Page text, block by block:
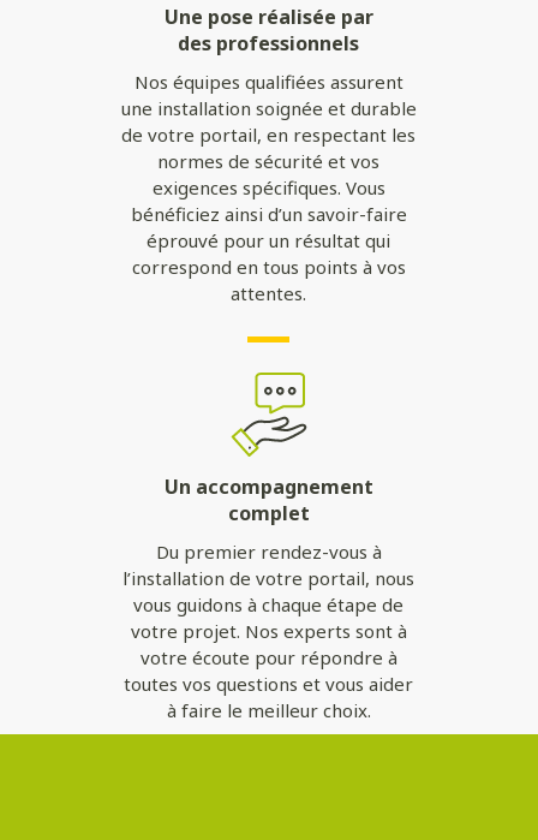
Une pose réalisée par
des professionnels
Nos équipes qualifiées assurent
une installation soignée et durable
de votre portail, en respectant les
normes de sécurité et vos
exigences spécifiques. Vous
bénéficiez ainsi d’un savoir-faire
éprouvé pour un résultat qui
correspond en tous points à vos
attentes.
Un accompagnement
complet
Du premier rendez-vous à
l’installation de votre portail, nous
vous guidons à chaque étape de
votre projet. Nos experts sont à
votre écoute pour répondre à
toutes vos questions et vous aider
à faire le meilleur choix.